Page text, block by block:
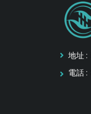
地址 :
電話 :